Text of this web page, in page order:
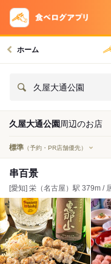
ホーム
久屋大通公園
久屋大通公園周辺のお店
標準 （予約・PR店舗優先）
串百景
[愛知] 栄（名古屋）駅 379m /